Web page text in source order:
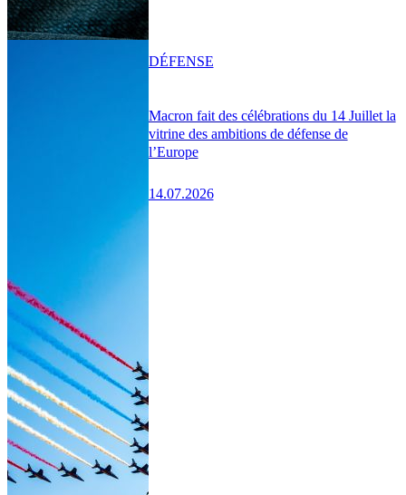
Macron fait des célébrations du 14 Juillet la
vitrine des ambitions de défense de
l’Europe
14.07.2026
DÉFENSE